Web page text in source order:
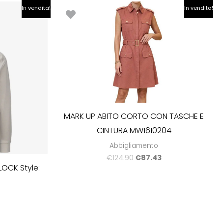
In vendita!
Style:
In vendita!
MARK UP ABITO CORTO CON TASCHE E
CINTURA MW1610204
Abbigliamento
€124.90
Il
prezzo
originale
era:
€124.90.
€87.43
è:
€87.43.